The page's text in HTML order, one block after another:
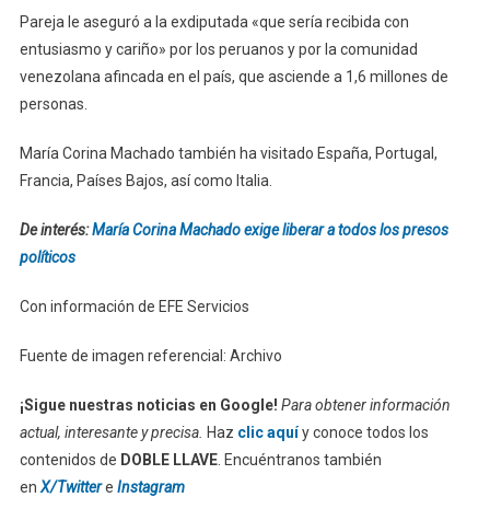
Pareja le aseguró a la exdiputada «que sería recibida con
entusiasmo y cariño» por los peruanos y por la comunidad
venezolana afincada en el país, que asciende a 1,6 millones de
personas.
María Corina Machado también ha visitado España, Portugal,
Francia, Países Bajos, así como Italia.
De interés:María Corina Machado exige liberar a todos los presos
políticos
Con información de EFE Servicios
Fuente de imagen referencial: Archivo
¡Sigue nuestras noticias en Google! Para obtener información
actual, interesante y precisa. Haz clic aquíy conoce todos los
contenidos de DOBLE LLAVE. Encuéntranos también
enX/Twittere Instagram